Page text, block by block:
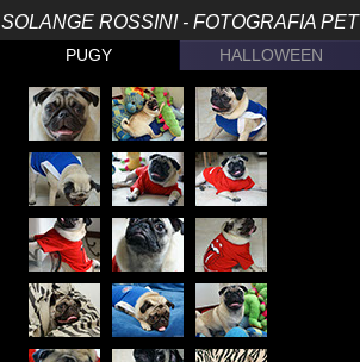
SOLANGE ROSSINI - FOTOGRAFIA
PUGY HALLOWEEN